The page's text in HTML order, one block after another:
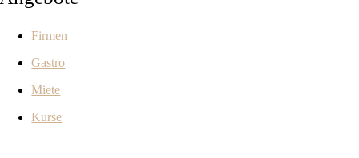
Firmen
Gastro
Miete
Kurse